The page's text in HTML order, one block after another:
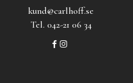
kund@carlhoff.se
Tel. 042-21 06 34